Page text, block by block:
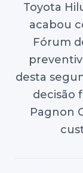
Toyota
acabou
Fórum
desta
decisão
Pagnon